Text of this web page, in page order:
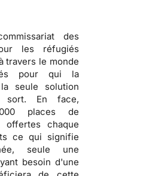
des
les réfugiés
travers le monde
pour qui la
seule solution
sort. En face,
places de
offertes chaque
ce qui signifie
seule une
besoin d'une